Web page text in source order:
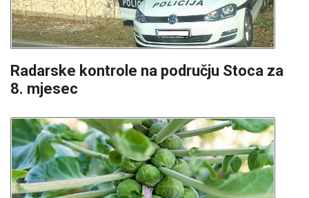
Radarske kontrole na području Stoca za
8. mjesec